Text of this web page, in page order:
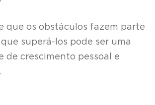
que os obstáculos fazem parte
superá-los pode ser uma
de crescimento pessoal e